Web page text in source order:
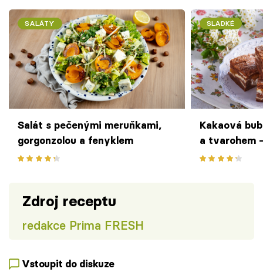
SALÁTY
Salát s pečenými meruňkami,
gorgonzolou a fenyklem
SLADKÉ
Kakaová
a tvarohem
oblíbený
Zdroj receptu
redakce Prima FRESH
Vstoupit do diskuze